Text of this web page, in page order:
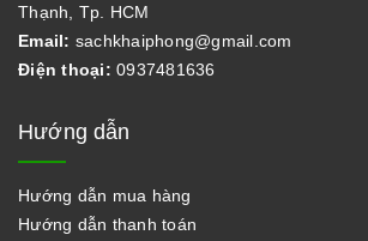
Thạnh, Tp. HCM
Email: sachkhaiphong@gmail.com
Điện thoại: 0937481636
Hướng dẫn
Hướng dẫn mua hàng
Hướng dẫn thanh toán